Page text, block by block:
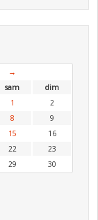
→
sam
dim
1
2
8
9
15
16
22
23
29 30